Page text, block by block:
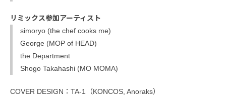
リミックス参加アーティスト
simoryo (the chef cooks me)
George (MOP of HEAD)
the Department
Shogo Takahashi (MO MOMA)
COVER DESIGN：TA-1（KONCOS, Anoraks）